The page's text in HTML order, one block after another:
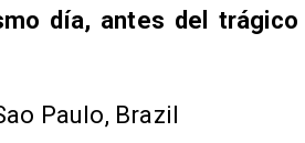
día, antes del trágico
Paulo, Brazil